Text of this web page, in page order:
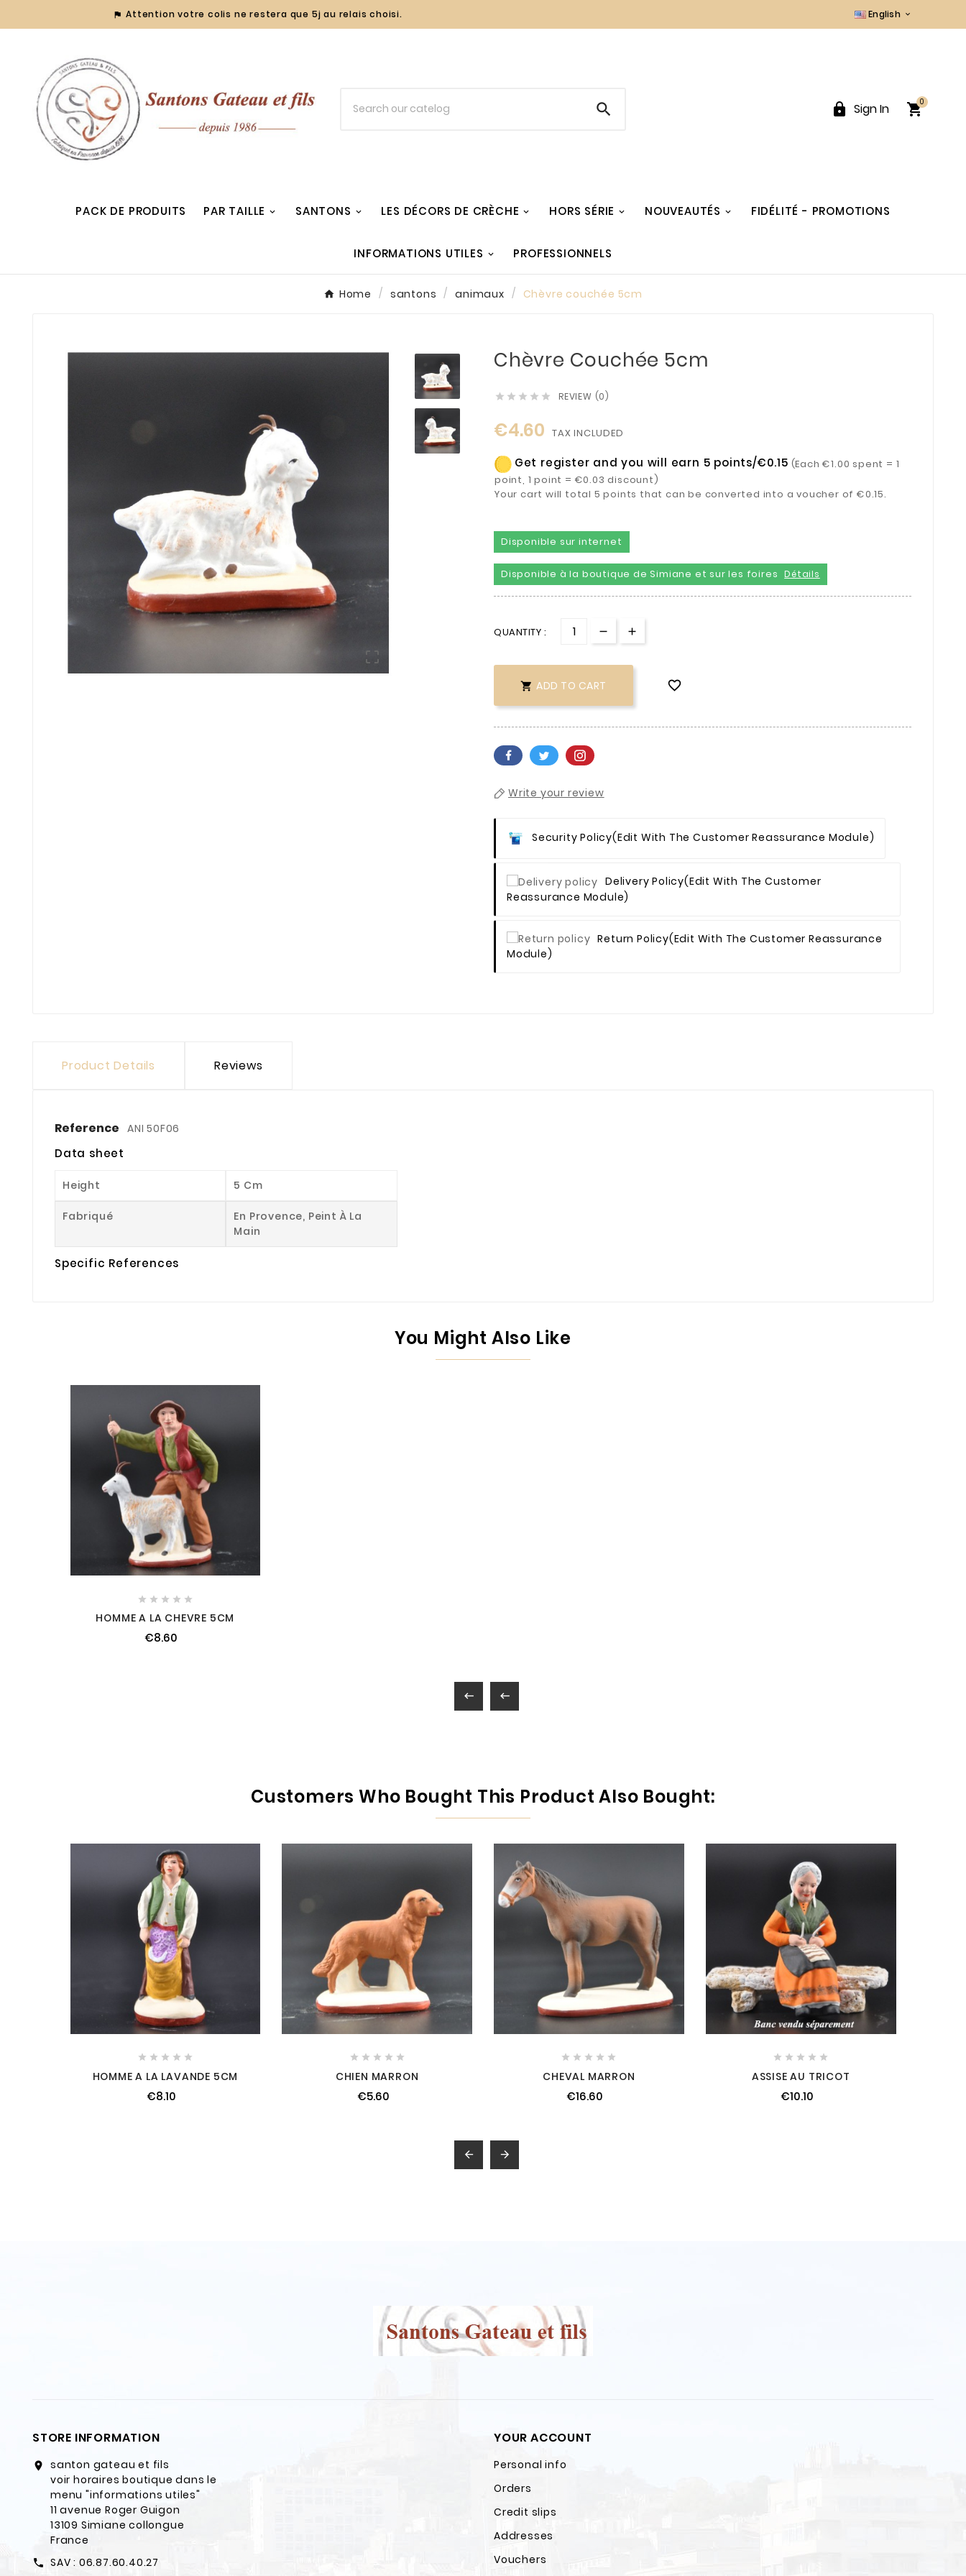
 Attention votre colis ne restera que 5j au relais choisi. English 
  Sign In 
0
PACK DE PRODUITS PAR TAILLE SANTONS LES DÉCORS DE CRÈCHE HORS SÉRIE NOUVEAUTÉS FIDÉLITÉ - PROMOTIONS
INFORMATIONS UTILES PROFESSIONNELS
Home santons animaux Chèvre couchée 5cm

Chèvre Couchée 5cm
     REVIEW (0)
€4.60 TAX INCLUDED
Get register and you will earn 5 points/€0.15 (Each €1.00 spent = 1
point, 1 point = €0.03 discount)
Your cart will total 5 points that can be converted into a voucher of €0.15.
Disponible sur internet
Disponible à la boutique de Simiane et sur les foires Détails
QUANTITY :
 ADD TO CART 
Write your review
Security Policy(edit With The Customer Reassurance Module)
Delivery Policy(edit With The Customer
Reassurance Module)
Return Policy(edit With The Customer Reassurance
Module)
Product Details Reviews
Reference ANI 50F06
Data sheet
Height 5 Cm
Fabriqué
En Provence, Peint À La
Main
Specific References
You Might Also Like
    
HOMME A LA CHEVRE 5CM
€8.60
 
Customers Who Bought This Product Also Bought:
    
HOMME A LA LAVANDE 5CM
€8.10
    
CHIEN MARRON
€5.60
    
CHEVAL MARRON
€16.60
    
ASSISE AU TRICOT
€10.10
 
STORE INFORMATION
location_on
santon gateau et fils
voir horaires boutique dans le
menu "informations utiles"
11 avenue Roger Guigon
13109 Simiane collongue
France
call SAV : 06.87.60.40.27
YOUR ACCOUNT
Personal info
Orders
Credit slips
Addresses
Vouchers